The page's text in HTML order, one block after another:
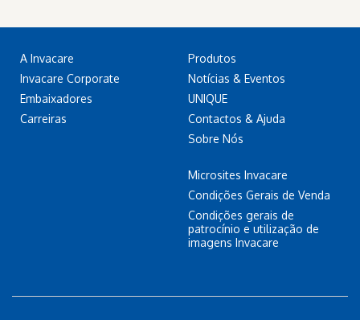
A Invacare
Invacare Corporate
Embaixadores
Carreiras
Produtos
Notícias & Eventos
UNIQUE
Contactos & Ajuda
Sobre Nós
Microsites Invacare
Condições Gerais de Venda
Condições gerais de
patrocínio e utilização de
imagens Invacare